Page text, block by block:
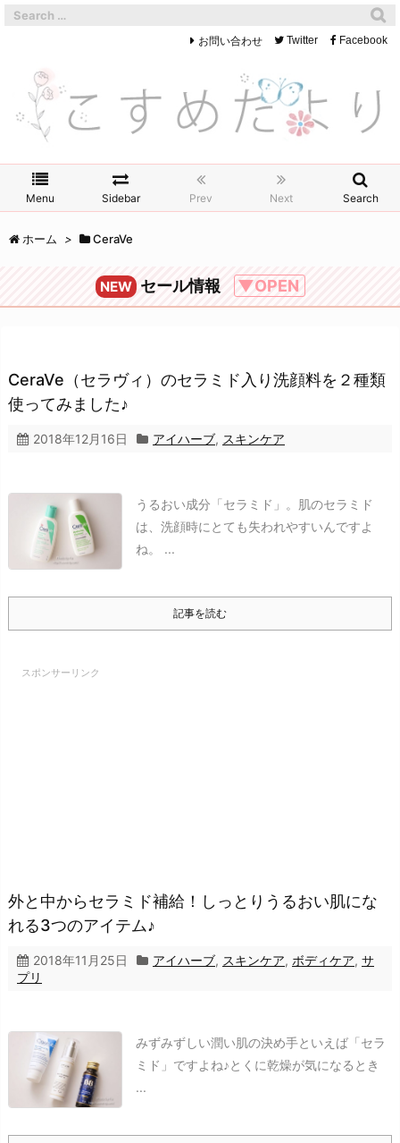
Menu Sidebar Prev Next Search
お問い合わせ Twitter Facebook
ホーム > CeraVe
NEW セール情報 ▼OPEN
CeraVe（セラヴィ）のセラミド入り洗顔料を２種類
使ってみました♪
2018年12月16日 アイハーブ, スキンケア
うるおい成分「セラミド」。 肌のセラミド
は、洗顔時にとても失われやすいんですよ
ね。 ...
記事を読む
スポンサーリンク
外と中からセラミド補給！しっとりうるおい肌にな
れる3つのアイテム♪
2018年11月25日 アイハーブ, スキンケア, ボディケア, サ
プリ
みずみずしい潤い肌の決め手といえば「セラ
ミド」ですよね♪とくに乾燥が気になるとき
...